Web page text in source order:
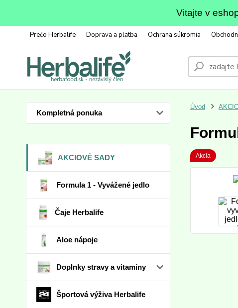
Vitajte v
Prečo Herbalife Doprava a platba Ochrana súkromia
Kompletná ponuka
AKCIOVÉ SADY
Formula 1 - Vyvážené jedlo
Čaje Herbalife
Aloe nápoje
Doplnky stravy a vitamíny
Športová výživa Herbalife
Úvod
Akcia